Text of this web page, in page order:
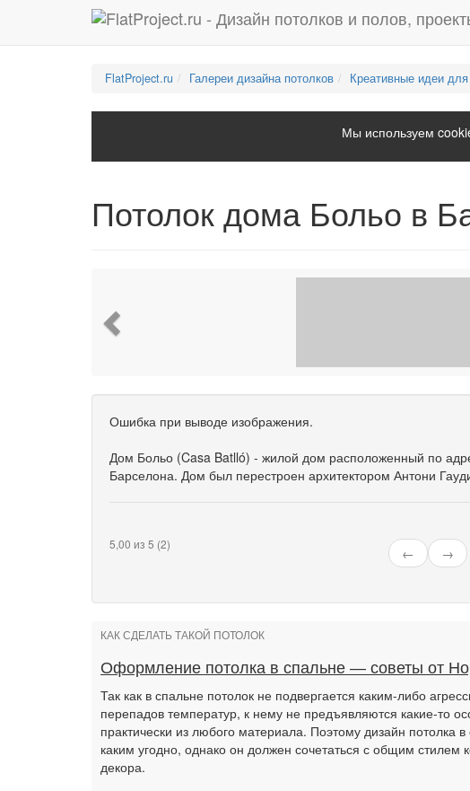
FlatProject.ru Галереи дизайна потолков Креативные идеи
Мы используем
Потолок дома Больо в
Ошибка при выводе изображения.
Дом Больо (Casa Batlló) - жилой дом расположенный по
Барселона. Дом был перестроен архитектором Антони
5,00 из 5 (2)
← →
КАК СДЕЛАТЬ ТАКОЙ ПОТОЛОК
Оформление потолка в спальне — советы от
Так как в спальне потолок не подвергается каким-либо
перепадов температур, к нему не предъявляются какие-то
практически из любого материала. Поэтому дизайн потолка
каким угодно, однако он должен сочетаться с общим
декора.